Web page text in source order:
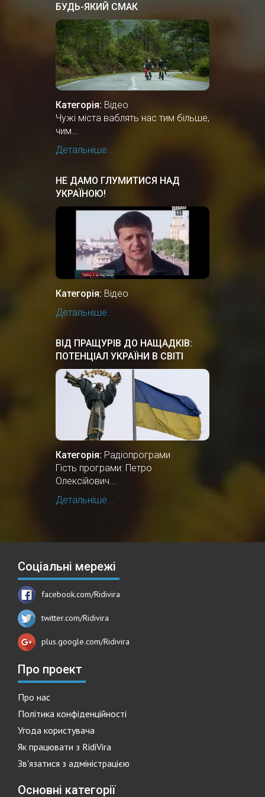
БУДЬ-ЯКИЙ СМАК
Категорія: Відео
Чужі міста ваблять нас тим більше,
чим...
Детальніше...
НЕ ДАМО ГЛУМИТИСЯ НАД
УКРАЇНОЮ!
Категорія: Відео
Детальніше...
ВІД ПРАЩУРІВ ДО НАЩАДКІВ:
ПОТЕНЦІАЛ УКРАЇНИ В СВІТІ
Категорія: Радіопрограми
Гість програми: Петро
Олексійович...
Детальніше...
Соціальні мережі
facebook.com/Ridivira
twitter.com/Ridivira
plus.google.com/Ridivira
Про проект
Про нас
Політика конфіденційності
Угода користувача
Як працювати з RidiVira
Зв'язатися з адміністрацією
Основні категорії